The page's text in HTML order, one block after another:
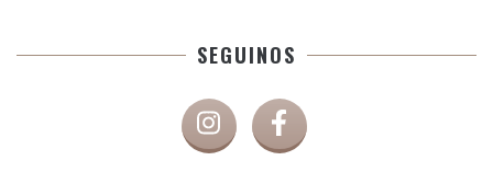
SEGUINOS